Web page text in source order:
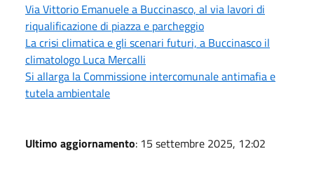
Via Vittorio Emanuele a Buccinasco, al via lavori di
riqualificazione di piazza e parcheggio
La crisi climatica e gli scenari futuri, a Buccinasco il
climatologo Luca Mercalli
Si allarga la Commissione intercomunale antimafia e
tutela ambientale
Ultimo aggiornamento: 15 settembre 2025, 12:02